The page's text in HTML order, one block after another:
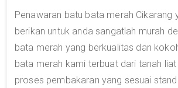
Penawaran batu bata merah Cikarang
berikan untuk anda sangatlah murah
bata merah yang berkualitas dan
bata merah kami terbuat dari tanah liat
proses pembakaran yang sesuai